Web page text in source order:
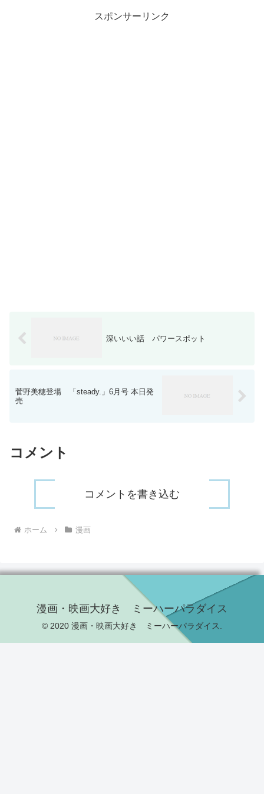
スポンサーリンク
深いいい話 パワースポット
菅野美穂登場 「steady.」6月号 本日発
売
コメント
コメントを書き込む
ホーム 漫画
漫画・映画大好き ミーハーパラダイス
© 2020 漫画・映画大好き ミーハーパラダイス.